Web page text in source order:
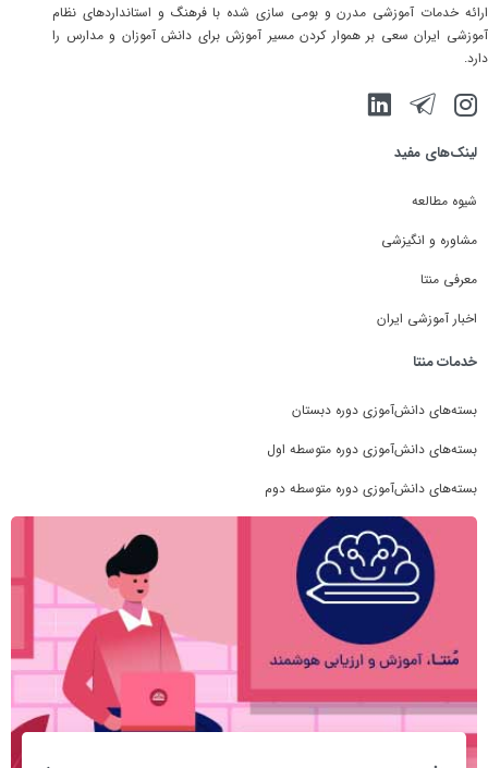
ارائه خدمات آموزشی مدرن و بومی سازی شده با فرهنگ و استانداردهای نظام
آموزشی ایران سعی بر هموار کردن مسیر آموزش برای دانش آموزان و مدارس را
دارد.
لینک‌های مفید
شیوه مطالعه
مشاوره و انگیزشی
معرفی منتا
اخبار آموزشی ایران
خدمات منتا
بسته‌های دانش‌آموزی دوره دبستان
بسته‌های دانش‌آموزی دوره متوسطه اول
بسته‌های دانش‌آموزی دوره متوسطه دوم